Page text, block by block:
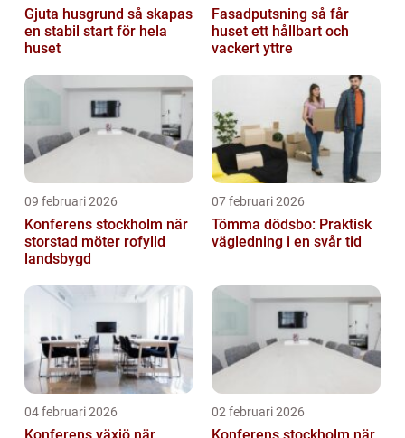
Gjuta husgrund så skapas
en stabil start för hela
huset
Fasadputsning så får
huset ett hållbart och
vackert yttre
09 februari 2026
Konferens stockholm när
storstad möter rofylld
landsbygd
07 februari 2026
Tömma dödsbo: Praktisk
vägledning i en svår tid
04 februari 2026 02 februari 2026